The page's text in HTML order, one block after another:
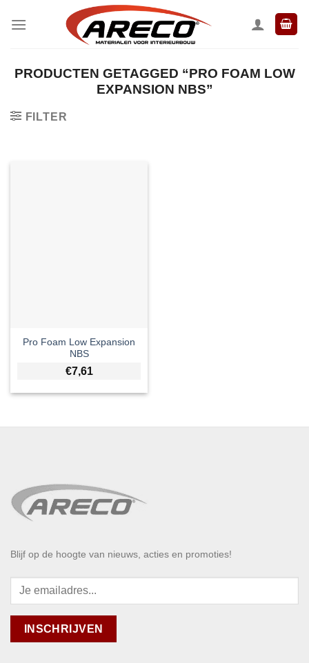
naar
PRODUCTEN GETAGGED “PRO FOAM LOW
EXPANSION NBS”
FILTER
Pro Foam Low Expansion
NBS
€7,61
Blijf op de hoogte van nieuws, acties en promoties!